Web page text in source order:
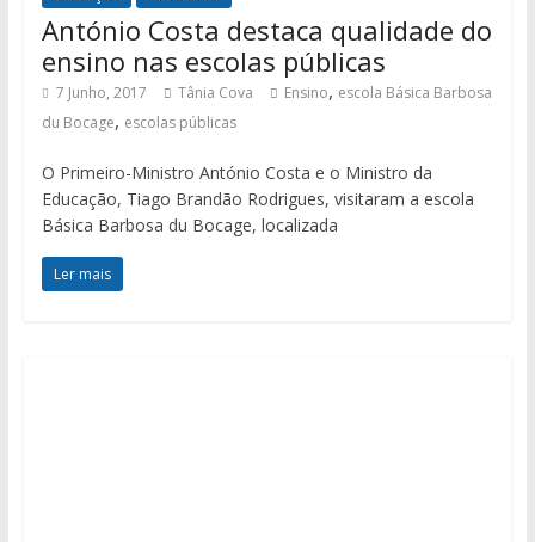
António Costa destaca qualidade do
ensino nas escolas públicas
7 Junho, 2017 Tânia Cova Ensino, escola Básica Barbosa
du Bocage, escolas públicas
O Primeiro-Ministro António Costa e o Ministro da
Educação, Tiago Brandão Rodrigues, visitaram a escola
Básica Barbosa du Bocage, localizada
Ler mais